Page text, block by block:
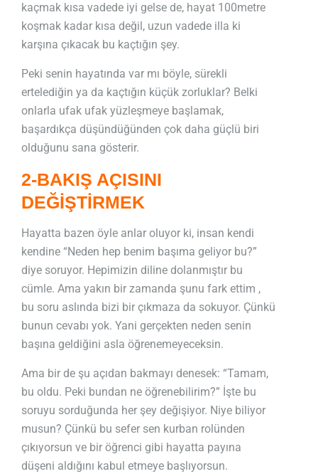
kaçmak kısa vadede iyi gelse de, hayat 100metre
koşmak kadar kısa değil, uzun vadede illa ki
karşına çıkacak bu kaçtığın şey.
Peki senin hayatında var mı böyle, sürekli
ertelediğin ya da kaçtığın küçük zorluklar? Belki
onlarla ufak ufak yüzleşmeye başlamak,
başardıkça düşündüğünden çok daha güçlü biri
olduğunu sana gösterir.
2-BAKIŞ AÇISINI
DEĞİŞTİRMEK
Hayatta bazen öyle anlar oluyor ki, insan kendi
kendine “Neden hep benim başıma geliyor bu?”
diye soruyor. Hepimizin diline dolanmıştır bu
cümle. Ama yakın bir zamanda şunu fark ettim ,
bu soru aslında bizi bir çıkmaza da sokuyor. Çünkü
bunun cevabı yok. Yani gerçekten neden senin
başına geldiğini asla öğrenemeyeceksin.
Ama bir de şu açıdan bakmayı denesek: “Tamam,
bu oldu. Peki bundan ne öğrenebilirim?” İşte bu
soruyu sorduğunda her şey değişiyor. Niye biliyor
musun? Çünkü bu sefer sen kurban rolünden
çıkıyorsun ve bir öğrenci gibi hayatta payına
düşeni aldığını kabul etmeye başlıyorsun.